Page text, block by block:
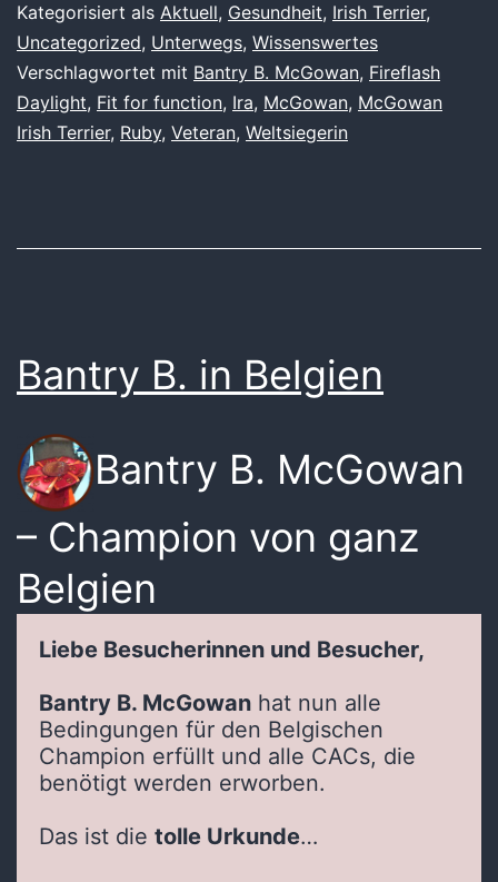
Kategorisiert als Aktuell, Gesundheit, Irish Terrier,
Uncategorized, Unterwegs, Wissenswertes
Verschlagwortet mit Bantry B. McGowan, Fireflash
Daylight, Fit for function, Ira, McGowan, McGowan
Irish Terrier, Ruby, Veteran, Weltsiegerin
Bantry B. in Belgien
Bantry B. McGowan
– Champion von ganz
Belgien
Liebe Besucherinnen und Besucher,
Bantry B. McGowan hat nun alle
Bedingungen für den Belgischen
Champion erfüllt und alle CACs, die
benötigt werden erworben.
Das ist die tolle Urkunde…